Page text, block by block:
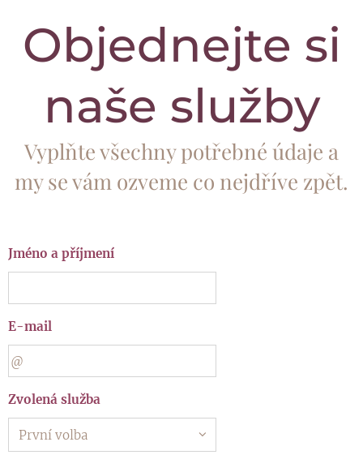
Objednejte si
naše služby
Vyplňte všechny potřebné údaje a
my se vám ozveme co nejdříve zpět.
Jméno a příjmení
E-mail
Zvolená služba